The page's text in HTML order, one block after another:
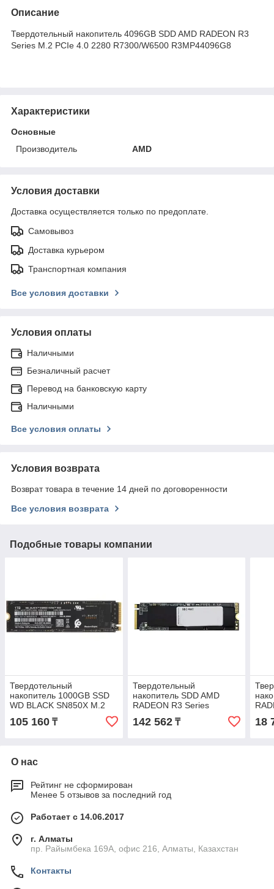
Описание
Твердотельный накопитель 4096GB SDD AMD RADEON R3
Series M.2 PCIe 4.0 2280 R7300/W6500 R3MP44096G8
Характеристики
Основные
Производитель
AMD
Условия доставки
Доставка осуществляется только по предоплате.
Самовывоз
Доставка курьером
Транспортная компания
Все условия доставки
Условия оплаты
Наличными
Безналичный расчет
Перевод на банковскую карту
Наличными
Все условия оплаты
Условия возврата
Возврат товара в течение 14 дней по договоренности
Все условия возврата
Подобные товары компании
Твердотельный
накопитель 1000GB SSD
WD BLACK SN850X M.2
2280 NVMe R7300/W6300
WDS100T2X0E-00BCA0
105 160 ₸
Твердотельный
накопитель SDD AMD
RADEON R3 Series
R3MP42048G8
142 562₸ 18
О нас
Рейтинг не сформирован
Менее 5 отзывов за последний год
Работает с 14.06.2017
г. Алматы
пр. Райымбека 169А, офис 216, Алматы, Казахстан
Контакты